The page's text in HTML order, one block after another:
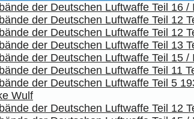
der Deutschen Luftwaffe Teil 16 / I
der Deutschen Luftwaffe Teil 12
der Deutschen Luftwaffe Teil 12
der Deutschen Luftwaffe Teil 13
der Deutschen Luftwaffe Teil 15 /
der Deutschen Luftwaffe Teil 11
der Deutschen Luftwaffe Teil 5
Wulf
der Deutschen Luftwaffe Teil 12